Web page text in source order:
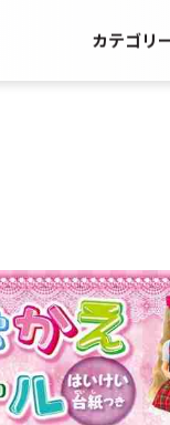
カテゴリ